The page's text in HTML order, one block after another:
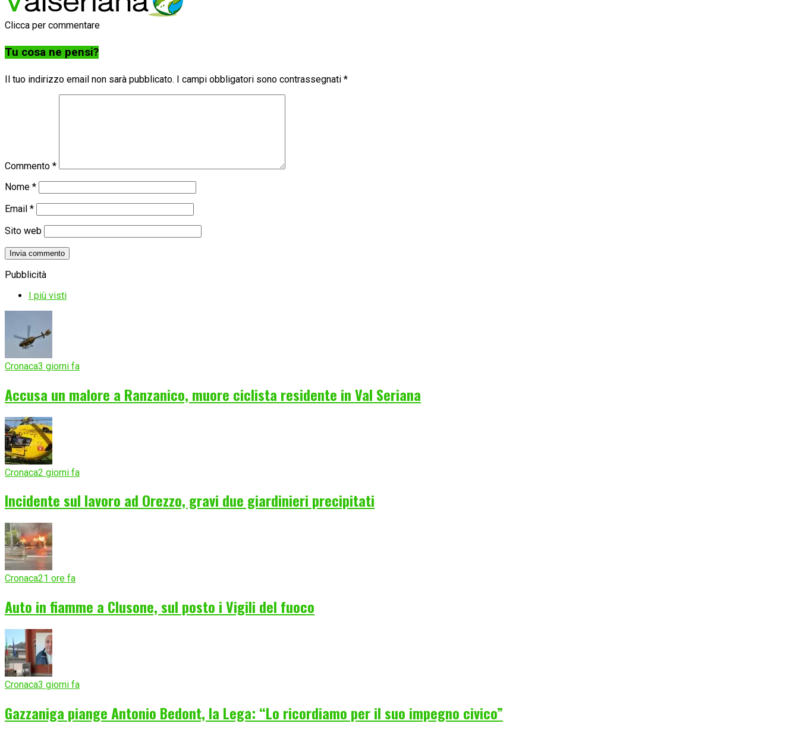
Clicca per commentare
Tu cosa ne pensi?
Il tuo indirizzo email non sarà pubblicato. I campi obbligatori sono contrassegnati *
Commento *
Nome *
Email *
Sito web
Pubblicità
I più visti
Cronaca3 giorni fa
Accusa un malore a Ranzanico, muore ciclista residente in Val Seriana
Cronaca2 giorni fa
Incidente sul lavoro ad Orezzo, gravi due giardinieri precipitati
Cronaca21 ore fa
Auto in fiamme a Clusone, sul posto i Vigili del fuoco
Cronaca3 giorni fa
Gazzaniga piange Antonio Bedont, la Lega: “Lo ricordiamo per il suo impegno civico”